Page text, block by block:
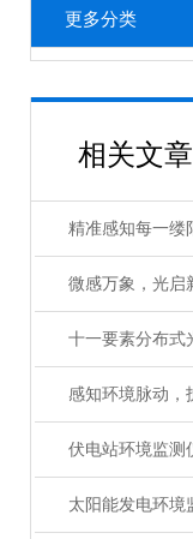
更多分类
相关文章